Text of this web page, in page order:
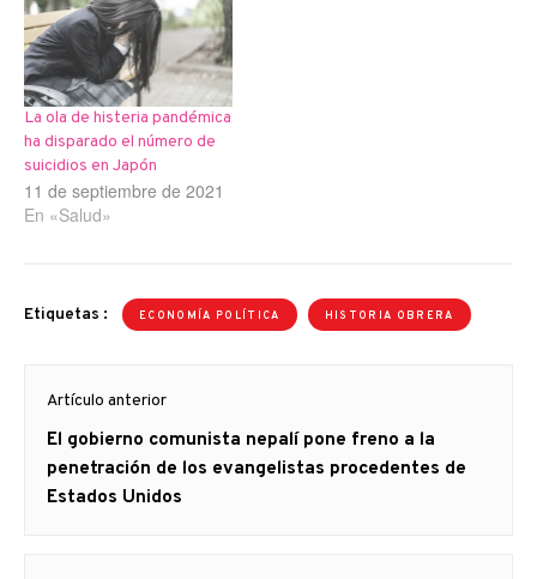
La ola de histeria pandémica
ha disparado el número de
suicidios en Japón
11 de septiembre de 2021
En «Salud»
Etiquetas : ECONOMÍA POLÍTICA HISTORIA OBRERA
de
entradas
Artículo anterior
Artículo
anterior
El gobierno comunista nepalí pone freno a la
penetración de los evangelistas procedentes de
Estados Unidos